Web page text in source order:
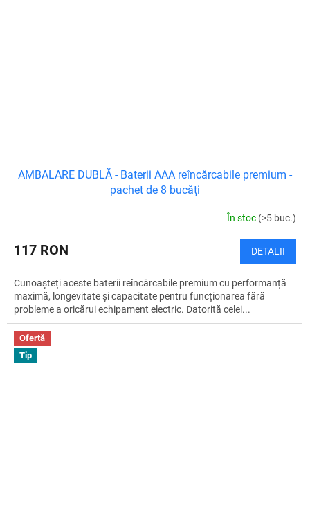
AMBALARE DUBLĂ - Baterii AAA reîncărcabile premium -
pachet de 8 bucăți
În stoc (>5 buc.)
117 RON DETALII
Cunoașteți aceste baterii reîncărcabile premium cu performanță
maximă, longevitate și capacitate pentru funcționarea fără
probleme a oricărui echipament electric. Datorită celei...
Ofertă
Tip